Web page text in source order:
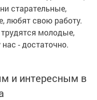
старательные,
любят свою работу.
молодые,
- достаточно.
и интересным в